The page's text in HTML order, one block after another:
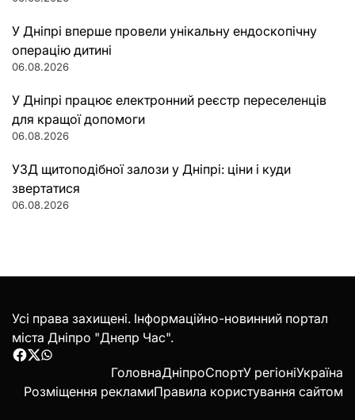
У Дніпрі вперше провели унікальну ендоскопічну
операцію дитині
06.08.2026
У Дніпрі працює електронний реєстр переселенців
для кращої допомоги
06.08.2026
УЗД щитоподібної залози у Дніпрі: ціни і куди
звертатися
06.08.2026
Усі права захищені. Інформаційно-новинний портал
міста Дніпро "Днепр Час".
Facebook
Twitter
WhatsApp
ГоловнаДніпроСпортУ регіоніУкраїна
Розміщення рекламиПравила користування сайтом